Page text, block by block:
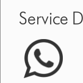
Service